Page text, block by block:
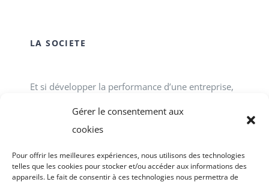
Gérer le consentement aux
cookies
Pour offrir les meilleures expériences, nous utilisons des technologies
telles que les cookies pour stocker et/ou accéder aux informations des
appareils. Le fait de consentir à ces technologies nous permettra de
LA SOCIETE
Et si développer la performance d’une entreprise,
d’une association, d’un service public passait tout
simplement par le développement des talents
vous propose des formations-actions.